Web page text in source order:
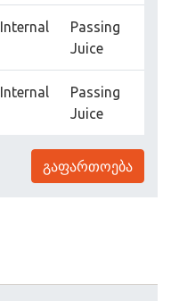
Internal
Passing
Juice
Internal
Passing
Juice
გაფართოება